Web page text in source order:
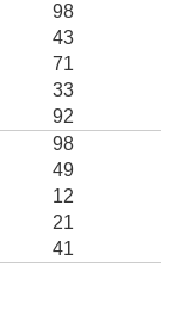
98
43
71
33
92
98
49
12
21
41